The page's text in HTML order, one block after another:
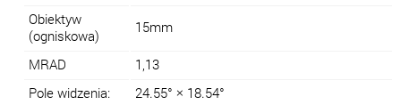
Obiektyw
(ogniskowa)
15mm
MRAD
1,13
Pole widzenia:
24.55° × 18.54°